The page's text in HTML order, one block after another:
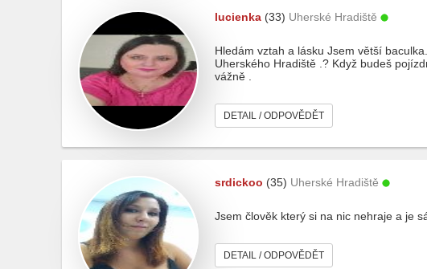
lucienka (33) Uherské Hradiště
Hledám vztah a lásku Jsem větší
Uherského Hradiště .? Když budeš
vážně .
DETAIL / ODPOVĚDĚT
srdickoo (35) Uherské Hradiště
Jsem člověk který si na nic nehraje a je
DETAIL / ODPOVĚDĚT